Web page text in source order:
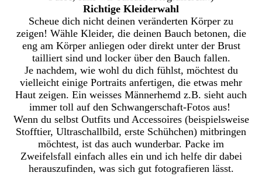
Richtige Kleiderwahl
Scheue dich nicht deinen veränderten Körper zu
zeigen! Wähle Kleider, die deinen Bauch betonen, die
eng am Körper anliegen oder direkt unter der Brust
tailliert sind und locker über den Bauch fallen.
Je nachdem, wie wohl du dich fühlst, möchtest du
vielleicht einige Portraits anfertigen, die etwas mehr
Haut zeigen. Ein weisses Männerhemd z.B. sieht auch
immer toll auf den Schwangerschaft-Fotos aus!
Wenn du selbst Outfits und Accessoires (beispielsweise
Stofftier, Ultraschallbild, erste Schühchen) mitbringen
möchtest, ist das auch wunderbar. Packe im
Zweifelsfall einfach alles ein und ich helfe dir dabei
herauszufinden, was sich gut fotografieren lässt.